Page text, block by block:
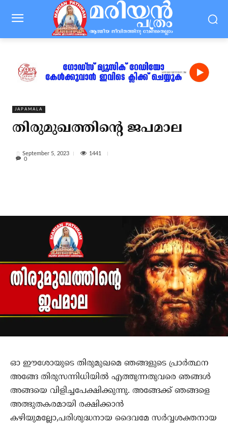
JAPAMALA
തിരുമുഖത്തിന്‍റെ ജപമാല
September 5, 2023
1441
0
ഓ ഈശോയുടെ തിരുമുഖമെ ഞങ്ങളുടെ പ്രാര്‍ത്ഥന
അങ്ങേ തിരുസന്നിധിയില്‍ എത്തുന്നതുവരെ ഞങ്ങള്‍
അങ്ങയെ വിളിച്ചപേക്ഷിക്കുന്നു. അങ്ങേക്ക് ഞങ്ങളെ
അത്ഭുതകരമായി രക്ഷിക്കാന്‍
കഴിയുമല്ലോ,പരിശുദ്ധനായ ദൈവമേ സര്‍വ്വശക്തനായ